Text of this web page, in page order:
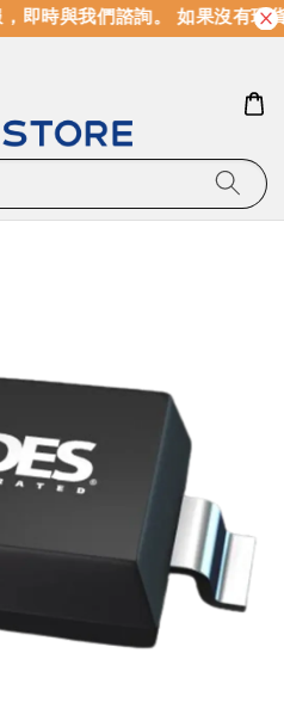
時與我們諮詢。 如果沒有現